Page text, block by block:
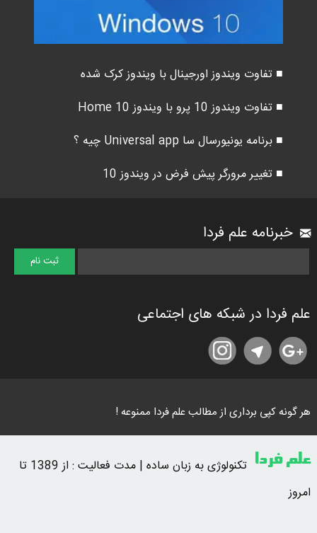
■ تفاوت ویندوز اورجینال با ویندوز کرک شده
■ تفاوت ویندوز 10 پرو با ویندوز 10 Home
■ برنامه یونیورسال سا Universal app چیه ؟
■ تغییر مرورگر پیش فرض در ویندوز 10
خبرنامه علم فردا
علم فردا در شبکه های اجتماعی
هر گونه کپی برداری از مطالب علم فردا ممنوعه !
علم فردا
تکنولوژی به زبان ساده | مدت فعالیت : از 1389 تا
امروز